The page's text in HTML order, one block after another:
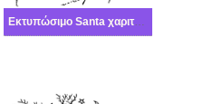
Εκτυπώσιμο Santa χαριτωμένο